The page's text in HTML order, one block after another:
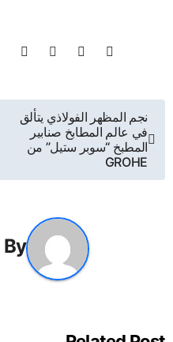
تصفّح
المقالات
نجم المظهر الفولاذي يتألق
في عالم المطابخ صنابير
المطبخ “سوبر ستيل” من
GROHE
By